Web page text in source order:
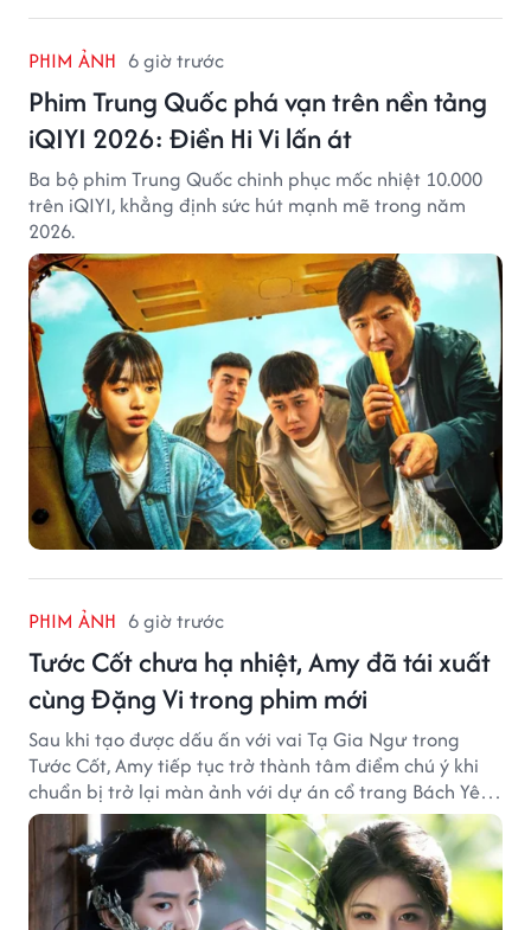
PHIM ẢNH 6 giờ trước
Phim Trung Quốc phá vạn trên nền tảng
iQIYI 2026: Điền Hi Vi lấn át
Ba bộ phim Trung Quốc chinh phục mốc nhiệt 10.000
trên iQIYI, khẳng định sức hút mạnh mẽ trong năm
2026.
PHIM ẢNH 6 giờ trước
Tước Cốt chưa hạ nhiệt, Amy đã tái xuất
cùng Đặng Vi trong phim mới
Sau khi tạo được dấu ấn với vai Tạ Gia Ngư trong
Tước Cốt, Amy tiếp tục trở thành tâm điểm chú ý khi
chuẩn bị trở lại màn ảnh với dự án cổ trang Bách Yêu
Phổ.